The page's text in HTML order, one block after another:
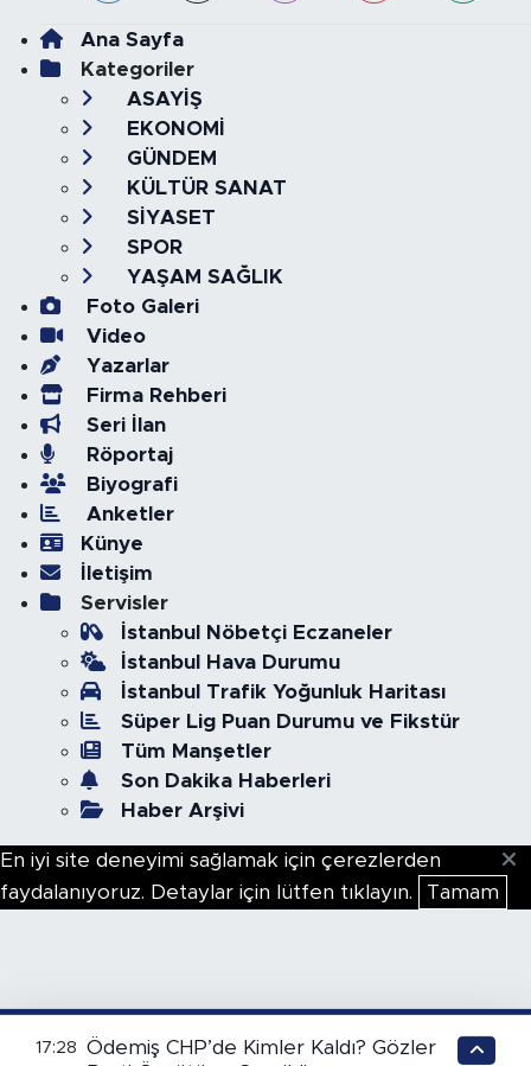
Ana Sayfa
Kategoriler
ASAYİŞ
EKONOMİ
GÜNDEM
KÜLTÜR SANAT
SİYASET
SPOR
YAŞAM SAĞLIK
Foto Galeri
Video
Yazarlar
Firma Rehberi
Seri İlan
Röportaj
Biyografi
Anketler
Künye
İletişim
Servisler
İstanbul Nöbetçi Eczaneler
İstanbul Hava Durumu
İstanbul Trafik Yoğunluk Haritası
Süper Lig Puan Durumu ve Fikstür
Tüm Manşetler
Son Dakika Haberleri
Haber Arşivi
En iyi site deneyimi sağlamak için çerezlerden
faydalanıyoruz. Detaylar için lütfen tıklayın.
Tamam
17:28
Ödemiş CHP’de Kimler Kaldı? Gözler